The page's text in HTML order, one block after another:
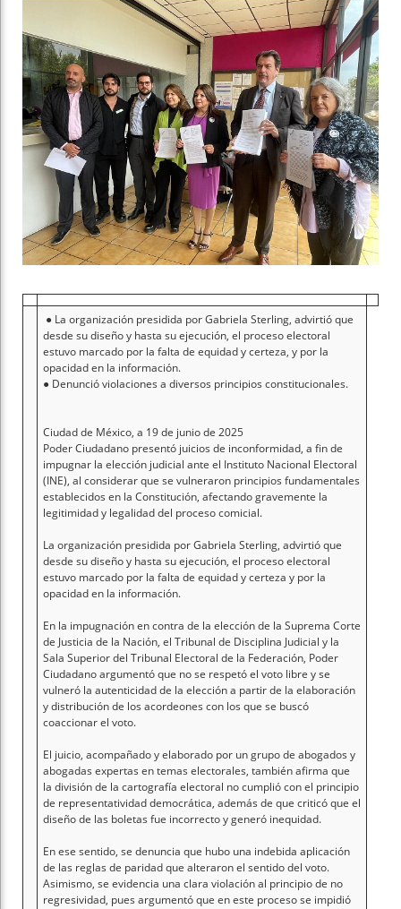
● La organización presidida por Gabriela Sterling, advirtió que
desde su diseño y hasta su ejecución, el proceso electoral
estuvo marcado por la falta de equidad y certeza, y por la
opacidad en la información.
● Denunció violaciones a diversos principios constitucionales.
Ciudad de México, a 19 de junio de 2025
Poder Ciudadano presentó juicios de inconformidad, a fin de
impugnar la elección judicial ante el Instituto Nacional Electoral
(INE), al considerar que se vulneraron principios fundamentales
establecidos en la Constitución, afectando gravemente la
legitimidad y legalidad del proceso comicial.
La organización presidida por Gabriela Sterling, advirtió que
desde su diseño y hasta su ejecución, el proceso electoral
estuvo marcado por la falta de equidad y certeza y por la
opacidad en la información.
En la impugnación en contra de la elección de la Suprema Corte
de Justicia de la Nación, el Tribunal de Disciplina Judicial y la
Sala Superior del Tribunal Electoral de la Federación, Poder
Ciudadano argumentó que no se respetó el voto libre y se
vulneró la autenticidad de la elección a partir de la elaboración
y distribución de los acordeones con los que se buscó
coaccionar el voto.
El juicio, acompañado y elaborado por un grupo de abogados y
abogadas expertas en temas electorales, también afirma que
la división de la cartografía electoral no cumplió con el principio
de representatividad democrática, además de que criticó que el
diseño de las boletas fue incorrecto y generó inequidad.
En ese sentido, se denuncia que hubo una indebida aplicación
de las reglas de paridad que alteraron el sentido del voto.
Asimismo, se evidencia una clara violación al principio de no
regresividad, pues argumentó que en este proceso se impidió